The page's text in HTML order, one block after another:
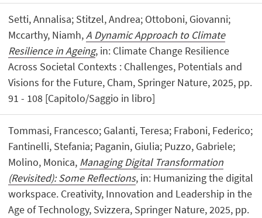
Setti, Annalisa; Stitzel, Andrea; Ottoboni, Giovanni;
Mccarthy, Niamh,A Dynamic Approach to Climate
Resilience in Ageing, in: Climate Change Resilience
Across Societal Contexts : Challenges, Potentials and
Visions for the Future, Cham, Springer Nature, 2025, pp.
91 - 108 [Capitolo/Saggio in libro]
Tommasi, Francesco; Galanti, Teresa; Fraboni, Federico;
Fantinelli, Stefania; Paganin, Giulia; Puzzo, Gabriele;
Molino, Monica, Managing Digital Transformation
(Revisited): Some Reflections, in: Humanizing the digital
workspace. Creativity, Innovation and Leadership in the
Age of Technology, Svizzera, Springer Nature, 2025, pp.